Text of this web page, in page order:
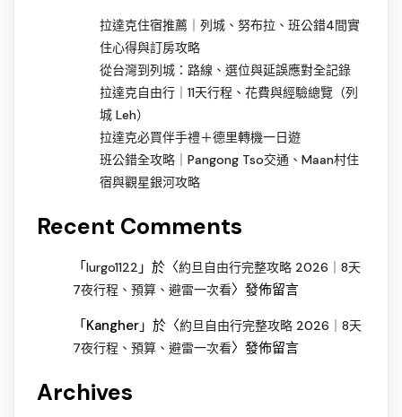
拉達克住宿推薦｜列城、努布拉、班公錯4間實
住心得與訂房攻略
從台灣到列城：路線、選位與延誤應對全記錄
拉達克自由行｜11天行程、花費與經驗總覽（列
城 Leh）
拉達克必買伴手禮＋德里轉機一日遊
班公錯全攻略｜Pangong Tso交通、Maan村住
宿與觀星銀河攻略
Recent Comments
「 lurgo1122 」於〈約旦自由行完整攻略 2026｜8天
7夜行程、預算、避雷一次看〉發佈留言
「 Kangher 」於〈約旦自由行完整攻略 2026｜8天
7夜行程、預算、避雷一次看〉發佈留言
Archives